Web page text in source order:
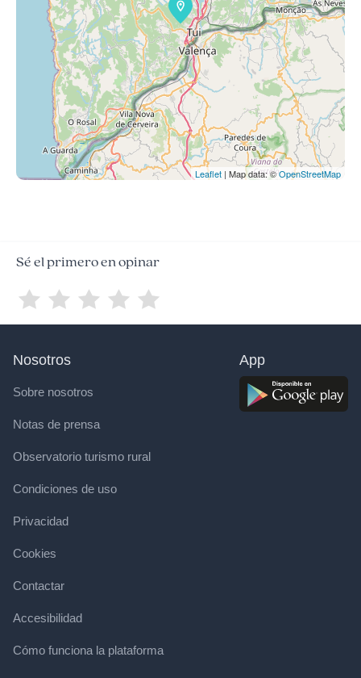
Leaflet | Map data: ©OpenStreetMap
Sé el primero en opinar
Nosotros
Sobre nosotros
Notas de prensa
Observatorio turismo rural
Condiciones de uso
Privacidad
Cookies
Contactar
Accesibilidad
Cómo funciona la plataforma
App